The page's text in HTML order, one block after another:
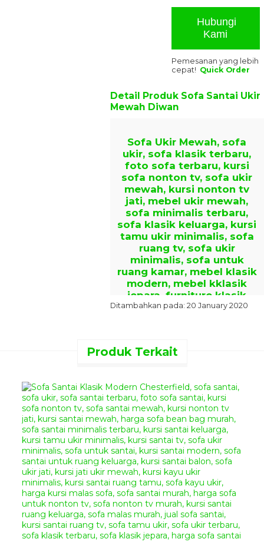
Hubungi
Kami
Pemesanan yang lebih
cepat! Quick Order
Detail Produk Sofa Santai Ukir
Mewah Diwan
Sofa Ukir Mewah, sofa
ukir, sofa klasik terbaru,
foto sofa terbaru, kursi
sofa nonton tv, sofa ukir
mewah, kursi nonton tv
jati, mebel ukir mewah,
sofa minimalis terbaru,
sofa klasik keluarga, kursi
tamu ukir minimalis, sofa
ruang tv, sofa ukir
minimalis, sofa untuk
ruang kamar, mebel klasik
modern, mebel kklasik
jepara, furniture klasik
jepara, mebel klasik eropa
Ditambahkan pada: 20 January 2020
Produk Terkait